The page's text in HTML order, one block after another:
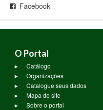
Facebook
O Portal
Catálogo
Organizações
Catalogue seus dados
Mapa do site
Sobre o portal